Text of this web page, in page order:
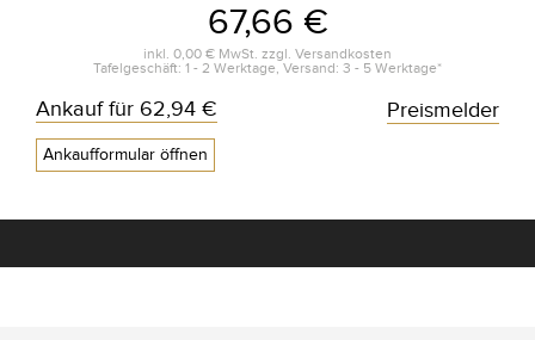
67,66 €
inkl. 0,00 € MwSt. zzgl. Versandkosten
Tafelgeschäft: 1 - 2 Werktage, Versand: 3 - 5 Werktage*
Ankauf für 62,94 €
Ankaufformular öffnen
Preismelder